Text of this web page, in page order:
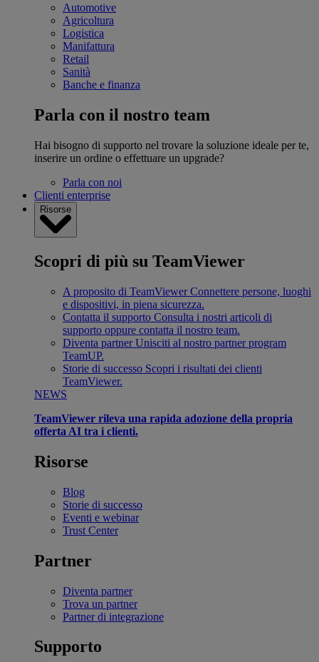
Automotive
Agricoltura
Logistica
Manifattura
Retail
Sanità
Banche e finanza
Parla con il nostro team
Hai bisogno di supporto nel trovare la soluzione ideale per te,
inserire un ordine o effettuare un upgrade?
Parla con noi
Clienti enterprise
Risorse
Scopri di più su TeamViewer
A proposito di TeamViewer Connettere persone, luoghi
e dispositivi, in piena sicurezza.
Contatta il supporto Consulta i nostri articoli di
supporto oppure contatta il nostro team.
Diventa partner Unisciti al nostro partner program
TeamUP.
Storie di successo Scopri i risultati dei clienti
TeamViewer.
NEWS
TeamViewer rileva una rapida adozione della propria
offerta AI tra i clienti.
Risorse
Blog
Storie di successo
Eventi e webinar
Trust Center
Partner
Diventa partner
Trova un partner
Partner di integrazione
Supporto